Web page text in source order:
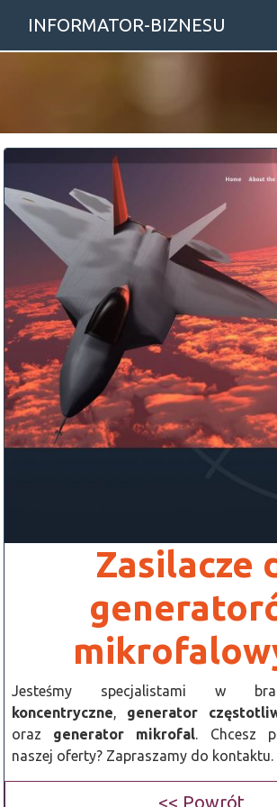
INFORMATOR-BIZNESU
Zasilacze
Jesteśmy specjalistami w
koncentryczne
generator
oraz generator mikrofal . Chcesz
naszej oferty? Zapraszamy do kontaktu.
<< Powrót